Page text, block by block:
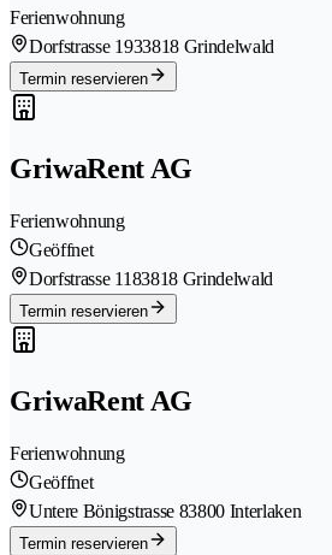
Ferienwohnung
Dorfstrasse 1933818 Grindelwald
Termin reservieren
GriwaRent AG
Ferienwohnung
Geöffnet
Dorfstrasse 1183818 Grindelwald
Termin reservieren
GriwaRent AG
Ferienwohnung
Geöffnet
Untere Bönigstrasse 83800 Interlaken
Termin reservieren